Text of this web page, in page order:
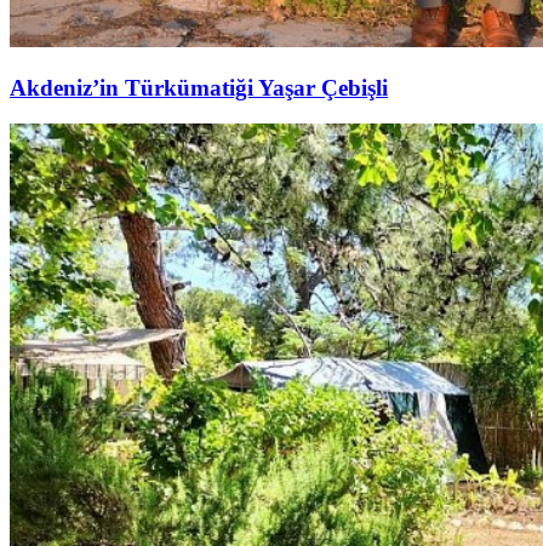
Akdeniz’in Türkümatiği Yaşar Çebişli